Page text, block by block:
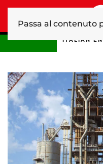
Passa al contenuto
ITALIAN